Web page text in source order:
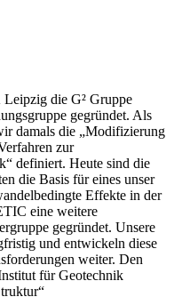
die G² Gruppe
gegründet. Als
damals die „Modifizierung
zur
definiert. Heute sind die
die Basis für eines unser
Effekte in der
eine weitere
gegründet. Unsere
und entwickeln diese
weiter. Den
für Geotechnik